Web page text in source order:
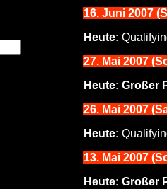
16. Juni 2007
Heute:
27. Mai 2007
Heute: Großer
26. Mai 2007
Heute:
13. Mai 2007
Heute: Großer